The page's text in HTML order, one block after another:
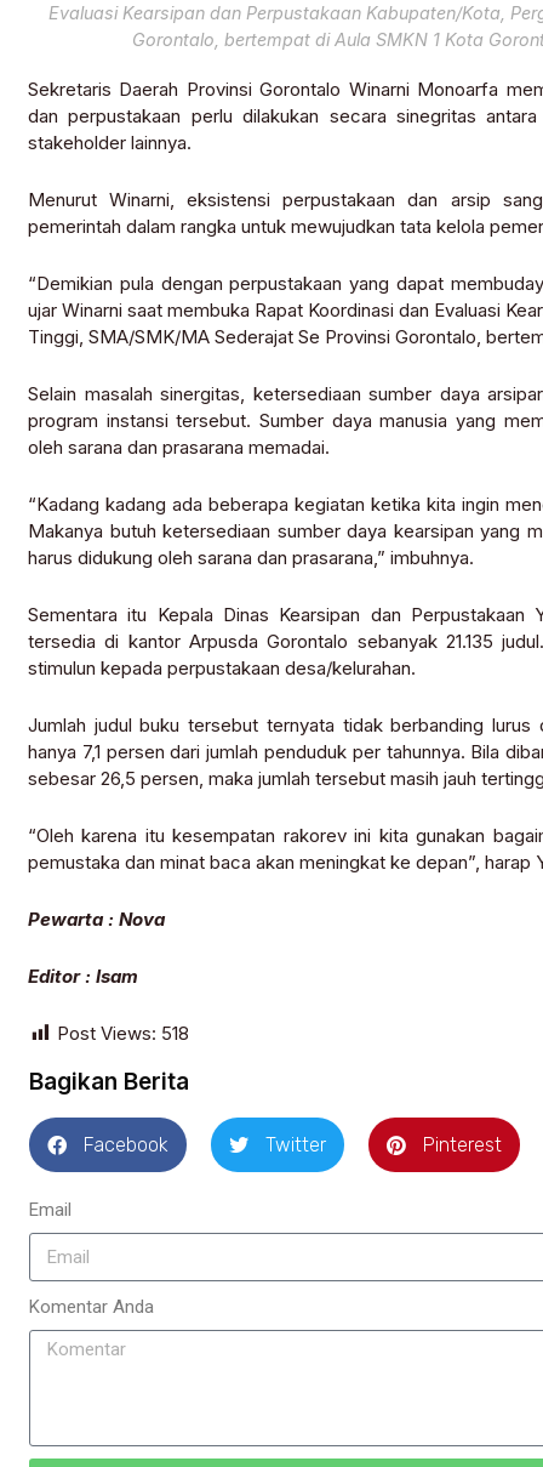
Evaluasi Kearsipan dan Perpustakaan Kabupaten/Kota,
Gorontalo, bertempat di Aula SMKN 1 Kota
Sekretaris Daerah Provinsi Gorontalo Winarni Monoarfa
dan perpustakaan perlu dilakukan secara sinegritas
stakeholder lainnya.
Menurut Winarni, eksistensi perpustakaan dan arsip
pemerintah dalam rangka untuk mewujudkan tata kelola
“Demikian pula dengan perpustakaan yang dapat
ujar Winarni saat membuka Rapat Koordinasi dan Evaluasi
Tinggi, SMA/SMK/MA Sederajat Se Provinsi Gorontalo,
Selain masalah sinergitas, ketersediaan sumber daya
program instansi tersebut. Sumber daya manusia yang
oleh sarana dan prasarana memadai.
“Kadang kadang ada beberapa kegiatan ketika kita ingin
Makanya butuh ketersediaan sumber daya kearsipan yang
harus didukung oleh sarana dan prasarana,” imbuhnya.
Sementara itu Kepala Dinas Kearsipan dan
tersedia di kantor Arpusda Gorontalo sebanyak 21.135
stimulun kepada perpustakaan desa/kelurahan.
Jumlah judul buku tersebut ternyata tidak berbanding lurus
hanya 7,1 persen dari jumlah penduduk per tahunnya. Bila
sebesar 26,5 persen, maka jumlah tersebut masih jauh
“Oleh karena itu kesempatan rakorev ini kita gunakan
pemustaka dan minat baca akan meningkat ke depan”, harap
Pewarta : Nova
Editor : Isam
Post Views: 518
Bagikan Berita
Facebook Twitter Pinterest
Email
Komentar Anda